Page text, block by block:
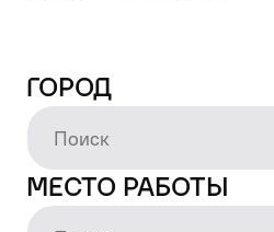
Город
Место работы